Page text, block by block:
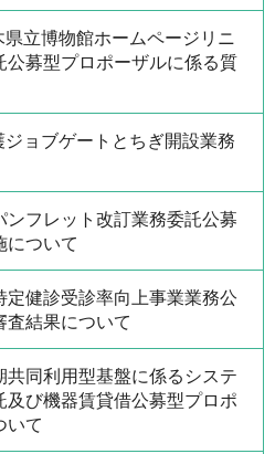
立博物館ホームページリニ
公募型プロポーザルに係る質
ョブゲートとちぎ開設業務
ンフレット改訂業務委託公募
について
定健診受診率向上事業業務公
査結果について
共同利用型基盤に係るシステ
及び機器賃貸借公募型プロポ
いて